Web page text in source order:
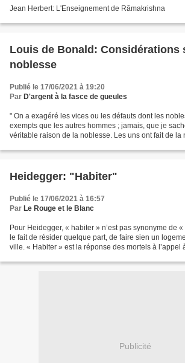
Jean Herbert: L'Enseignement de Râmakrishna
Louis de Bonald: Considérations
noblesse
Publié le 17/06/2021 à 19:20
Par D'argent à la fasce de gueules
" On a exagéré les vices ou les défauts dont les
exempts que les autres hommes ; jamais, que je
véritable raison de la noblesse. Les uns ont fait de la
Heidegger: "Habiter"
Publié le 17/06/2021 à 16:57
Par Le Rouge et le Blanc
Pour Heidegger, « habiter » n’est pas synonyme de
le fait de résider quelque part, de faire sien un
ville. « Habiter » est la réponse des mortels à l’appel
Publicité